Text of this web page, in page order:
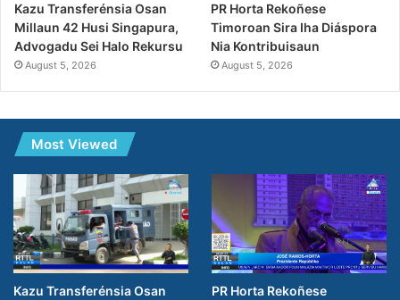
Kazu Transferénsia Osan
Millaun 42 Husi Singapura,
Advogadu Sei Halo Rekursu
August 5, 2026
PR Horta Rekoñese
Timoroan Sira Iha Diáspora
Nia Kontribuisaun
August 5, 2026
Most Viewed
Kazu Transferénsia Osan
PR Horta Rekoñese